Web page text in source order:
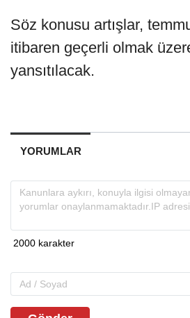
Söz konusu artışlar,
itibaren geçerli olmak
yansıtılacak.
YORUMLAR